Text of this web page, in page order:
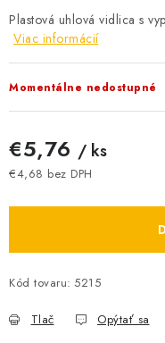
ÚLOŽNÝ MATERIÁL
ELEKTROMEROVÉ
Plastová uhlová vidlica s
Viac informácií
Momentálne nedostupné
€5,76 / ks
€4,68 bez DPH
Kód tovaru: 5215
Tlač Opýtať sa